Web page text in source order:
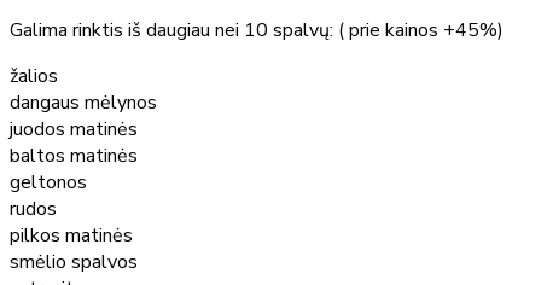
Galima rinktis iš daugiau nei 10 spalvų: ( prie kainos +45%)
žalios
dangaus mėlynos
juodos matinės
baltos matinės
geltonos
rudos
pilkos matinės
smėlio spalvos